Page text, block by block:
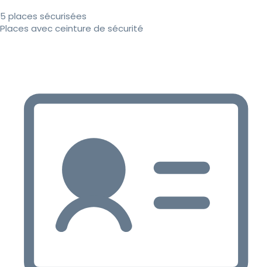
5 places sécurisées
Places avec ceinture de sécurité